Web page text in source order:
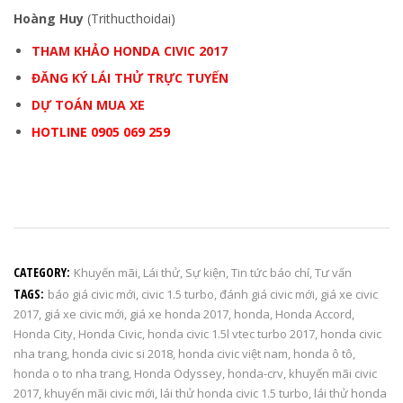
Hoàng Huy (Trithucthoidai)
THAM KHẢO HONDA CIVIC 2017
ĐĂNG KÝ LÁI THỬ TRỰC TUYẾN
DỰ TOÁN MUA XE
HOTLINE 0905 069 259
CATEGORY: Khuyến mãi, Lái thử, Sự kiện,Tin tức báo chí,Tư vấn
TAGS: báo giá civic mới, civic 1.5 turbo,đánh giá civic mới, giá xe civic
2017, giá xe civic mới, giá xe honda 2017, honda, Honda Accord,
Honda City, Honda Civic, honda civic 1.5l vtec turbo 2017, honda civic
nha trang, honda civic si 2018, honda civic việt nam, honda ô tô,
honda o to nha trang, Honda Odyssey, honda-crv, khuyến mãi civic
2017, khuyến mãi civic mới, lái thử honda civic 1.5 turbo, lái thử honda